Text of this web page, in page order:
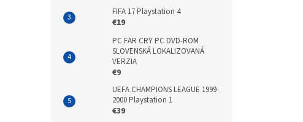
FIFA 17 Playstation 4
€19
PC FAR CRY PC DVD-ROM
SLOVENSKÁ LOKALIZOVANÁ
VERZIA
€9
UEFA CHAMPIONS LEAGUE 1999-
2000 Playstation 1
€39